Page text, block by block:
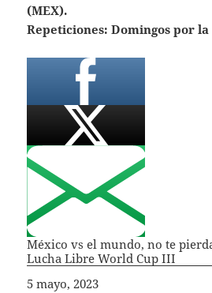
(MEX).
Repeticiones: Domingos por
México vs el mundo, no te
Lucha Libre World Cup III
Fecha
5 mayo, 2023